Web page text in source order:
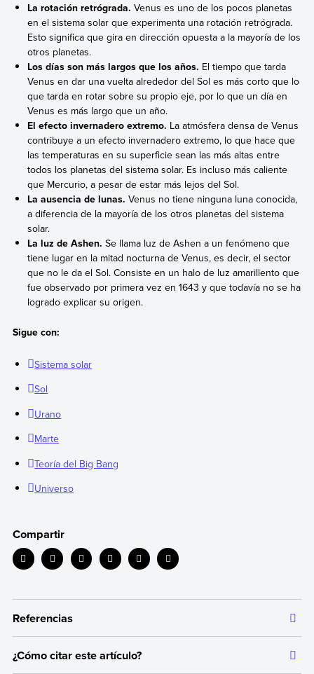
La rotación retrógrada.Venus es uno de los pocos planetas
en el sistema solar que experimenta una rotación retrógrada.
Esto significa que gira en dirección opuesta a la mayoría de los
otros planetas.
Los días son más largos que los años. El tiempo que tarda
Venus en dar una vuelta alrededor del Sol es más corto que lo
que tarda en rotar sobre su propio eje, por lo que un día en
Venus es más largo que un año.
El efecto invernadero extremo. La atmósfera densa de Venus
contribuye a un efecto invernadero extremo, lo que hace que
las temperaturas en su superficie sean las más altas entre
todos los planetas del sistema solar. Es incluso más caliente
que Mercurio, a pesar de estar más lejos del Sol.
La ausencia de lunas.Venus no tiene ninguna luna conocida,
a diferencia de la mayoría de los otros planetas del sistema
solar.
La luz de Ashen.Se llama luz de Ashen a un fenómeno que
tiene lugar en la mitad nocturna de Venus, es decir, el sector
que no le da el Sol. Consiste en un halo de luz amarillento que
fue observado por primera vez en 1643 y que todavía no se ha
logrado explicar su origen.
Sigue con:
Sistema solar
Sol
Urano
Marte
Teoría del Big Bang
Universo
Compartir
Referencias
Toda la información que ofrecemos está respaldada por
fuentes bibliográficas autorizadas y actualizadas, que aseguran
¿Cómo citar este artículo?